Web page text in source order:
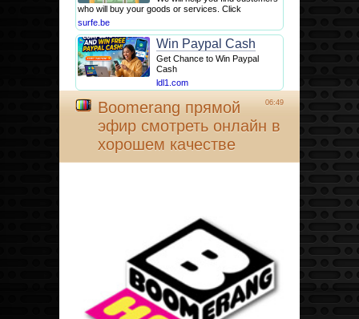
who will buy your goods or services. Click
surfe.be
Win Paypal Cash
Get Chance to Win Paypal
Cash
ldl1.com
06:49
Boomerang прямой
эфир смотреть онлайн в
хорошем качестве